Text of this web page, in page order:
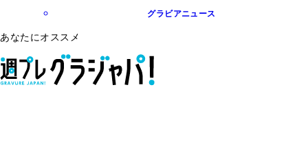
グラビアニュース
あなたにオススメ